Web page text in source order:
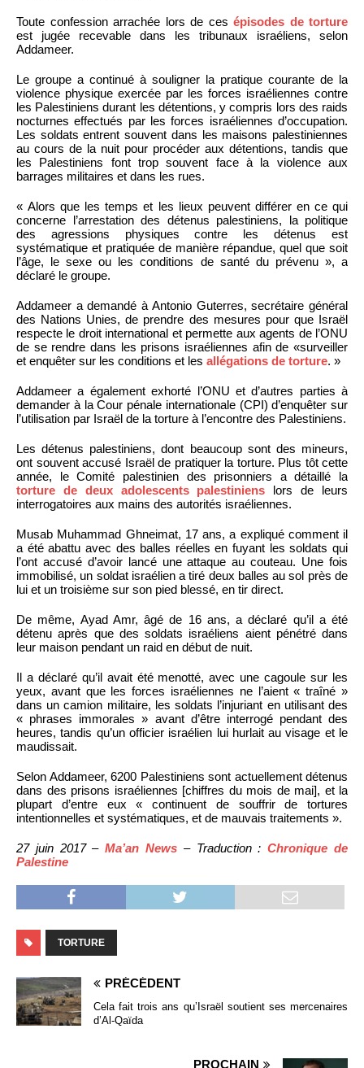
Toute confession arrachée lors de ces épisodes de torture
est jugée recevable dans les tribunaux israéliens, selon
Addameer.
Le groupe a continué à souligner la pratique courante de la
violence physique exercée par les forces israéliennes contre
les Palestiniens durant les détentions, y compris lors des raids
nocturnes effectués par les forces israéliennes d’occupation.
Les soldats entrent souvent dans les maisons palestiniennes
au cours de la nuit pour procéder aux détentions, tandis que
les Palestiniens font trop souvent face à la violence aux
barrages militaires et dans les rues.
« Alors que les temps et les lieux peuvent différer en ce qui
concerne l’arrestation des détenus palestiniens, la politique
des agressions physiques contre les détenus est
systématique et pratiquée de manière répandue, quel que soit
l’âge, le sexe ou les conditions de santé du prévenu », a
déclaré le groupe.
Addameer a demandé à Antonio Guterres, secrétaire général
des Nations Unies, de prendre des mesures pour que Israël
respecte le droit international et permette aux agents de l’ONU
de se rendre dans les prisons israéliennes afin de «surveiller
et enquêter sur les conditions et les allégations de torture. »
Addameer a également exhorté l’ONU et d’autres parties à
demander à la Cour pénale internationale (CPI) d’enquêter sur
l’utilisation par Israël de la torture à l’encontre des Palestiniens.
Les détenus palestiniens, dont beaucoup sont des mineurs,
ont souvent accusé Israël de pratiquer la torture. Plus tôt cette
année, le Comité palestinien des prisonniers a détaillé la
torture de deux adolescents palestiniens lors de leurs
interrogatoires aux mains des autorités israéliennes.
Musab Muhammad Ghneimat, 17 ans, a expliqué comment il
a été abattu avec des balles réelles en fuyant les soldats qui
l’ont accusé d’avoir lancé une attaque au couteau. Une fois
immobilisé, un soldat israélien a tiré deux balles au sol près de
lui et un troisième sur son pied blessé, en tir direct.
De même, Ayad Amr, âgé de 16 ans, a déclaré qu’il a été
détenu après que des soldats israéliens aient pénétré dans
leur maison pendant un raid en début de nuit.
Il a déclaré qu’il avait été menotté, avec une cagoule sur les
yeux, avant que les forces israéliennes ne l’aient « traîné »
dans un camion militaire, les soldats l’injuriant en utilisant des
« phrases immorales » avant d’être interrogé pendant des
heures, tandis qu’un officier israélien lui hurlait au visage et le
maudissait.
Selon Addameer, 6200 Palestiniens sont actuellement détenus
dans des prisons israéliennes [chiffres du mois de mai], et la
plupart d’entre eux « continuent de souffrir de tortures
intentionnelles et systématiques, et de mauvais traitements ».
27 juin 2017 –Ma’an News – Traduction :Chronique de
Palestine
TORTURE
PRÉCÉDENT
Cela fait trois ans qu’Israël soutient ses mercenaires
d’Al-Qaïda
PROCHAIN